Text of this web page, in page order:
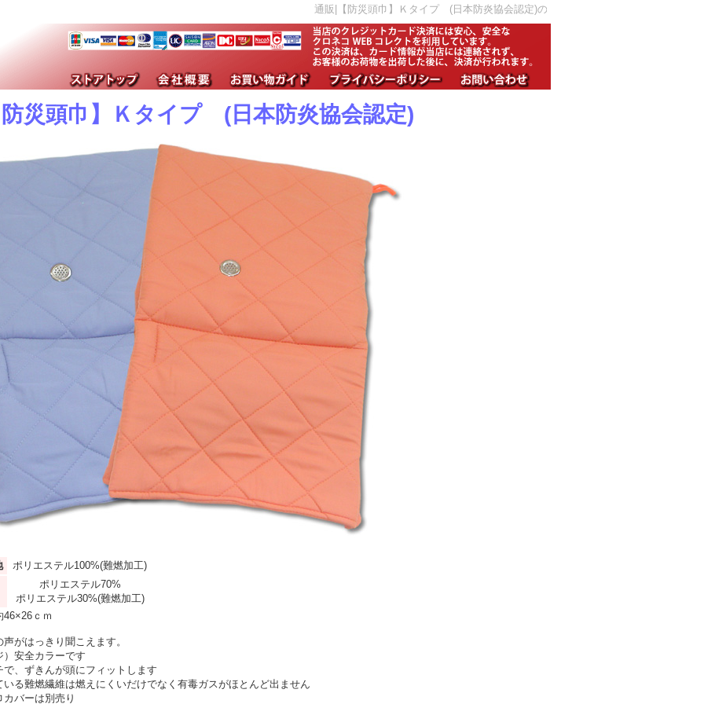
通販|【防災頭巾】Ｋタイプ (日本防炎協会認定)の販売
災頭巾】Ｋタイプ (日本防炎協会認定)
ポリエステル100%(難燃加工)
ポリエステル70%
ポリエステル30%(難燃加工)
ｃｍ
がはっきり聞こえます。
）安全カラーです
で、ずきんが頭にフィットします
いる難燃繊維は燃えにくいだけでなく有毒ガスがほとんど出ません
カバーは別売り